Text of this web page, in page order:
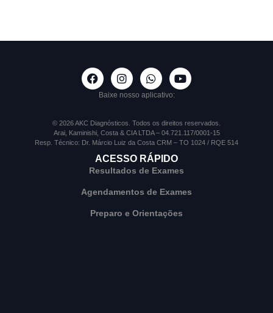
Baixe nosso aplicativo:
© 2026 AKC Diagnósticos. Todos os direitos reservados.
Arai, Kaminishi, Costa & CIA LTDA – 04.721.117/0001-15
Resp. Técnico: Dr. Márcio Luiz da Costa CRM – TO 1024 / RQE 514
ACESSO RÁPIDO
Resultados de Exames
Agendamentos de Exames
Preparo e Orientações